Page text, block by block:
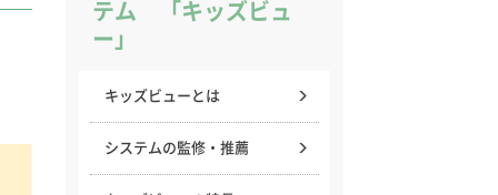
テム 「キッズビュ
ー」
キッズビューとは
システムの監修・推薦